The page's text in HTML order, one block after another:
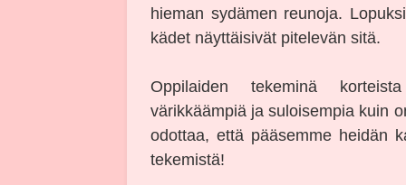
hieman sydämen reunoja.
kädet näyttäisivät pitelevän sitä.
Oppilaiden tekeminä
värikkäämpiä ja suloisempia kuin
odottaa, että pääsemme heidän
tekemistä!